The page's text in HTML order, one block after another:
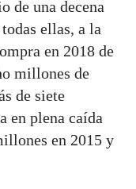
de una decena
ellas, a la
en 2018 de
millones de
de siete
en plena caída
en 2015 y